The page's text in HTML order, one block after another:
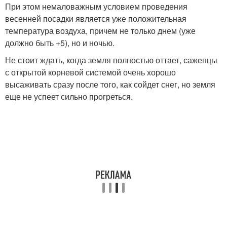
При этом немаловажным условием проведения
весенней посадки является уже положительная
температура воздуха, причем не только днем (уже
должно быть +5), но и ночью.
Не стоит ждать, когда земля полностью оттает, саженцы
с открытой корневой системой очень хорошо
высаживать сразу после того, как сойдет снег, но земля
еще не успеет сильно прогреться.